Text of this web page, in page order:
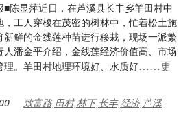
陈显萍近日，在芦溪县长丰乡羊田村中
工人穿梭在茂密的树林中，忙着松土施
新鲜的金线莲种苗进行移栽，现场一派繁
潘金平介绍，金线莲经济价值高、市场
。羊田村地理环境好、水质好……更
致富路,田村,林下,长丰,经济,芦溪